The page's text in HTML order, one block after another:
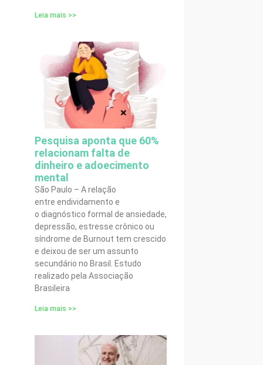
Leia mais >>
Pesquisa aponta que 60%
relacionam falta de
dinheiro e adoecimento
mental
São Paulo – A relação
entre endividamento e
o diagnóstico formal de ansiedade,
depressão, estresse crônico ou
síndrome de Burnout tem crescido
e deixou de ser um assunto
secundário no Brasil. Estudo
realizado pela Associação
Brasileira
Leia mais >>